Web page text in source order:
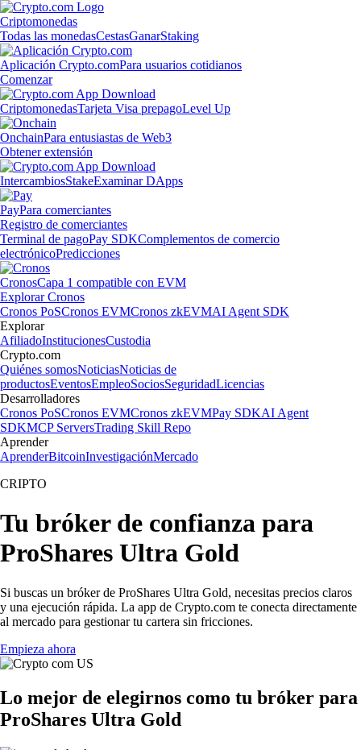
Criptomonedas
Todas las monedasCestasGanarStaking
Aplicación Crypto.comPara usuarios cotidianos
Comenzar
CriptomonedasTarjeta Visa prepagoLevel Up
OnchainPara entusiastas de Web3
Obtener extensión
IntercambiosStakeExaminar DApps
PayPara comerciantes
Registro de comerciantes
Terminal de pagoPay SDKComplementos de comercio
electrónicoPredicciones
CronosCapa 1 compatible con EVM
Explorar Cronos
Cronos PoSCronos EVMCronos zkEVMAI Agent SDK
Explorar
AfiliadoInstitucionesCustodia
Crypto.com
Quiénes somosNoticiasNoticias de
productosEventosEmpleoSociosSeguridadLicencias
Desarrolladores
Cronos PoSCronos EVMCronos zkEVMPay SDKAI Agent
SDKMCP ServersTrading Skill Repo
Aprender
AprenderBitcoinInvestigaciónMercado
CRIPTO
Tu bróker de confianza para
ProShares Ultra Gold
Si buscas un bróker de ProShares Ultra Gold, necesitas precios claros
y una ejecución rápida. La app de Crypto.com te conecta directamente
al mercado para gestionar tu cartera sin fricciones.
Empieza ahora
Lo mejor de elegirnos como tu bróker para
ProShares Ultra Gold